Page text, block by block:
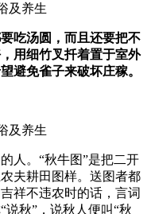
吃汤圆，而且还要把不
用细竹叉扦着置于室外
避免雀子来破坏庄稼。
人。“秋牛图”是把二开
夫耕田图样。送图者都
祥不违农时的话，言词
说秋”，说秋人便叫“秋